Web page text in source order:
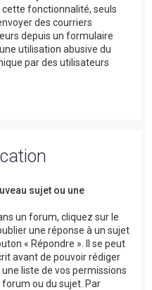
fonctionnalité, seuls
des courriers
depuis un formulaire
utilisation abusive du
par des utilisateurs
sujet ou une
un forum, cliquez sur le
une réponse à un sujet
« Répondre ». Il se peut
avant de pouvoir rédiger
liste de vos permissions
forum ou du sujet. Par